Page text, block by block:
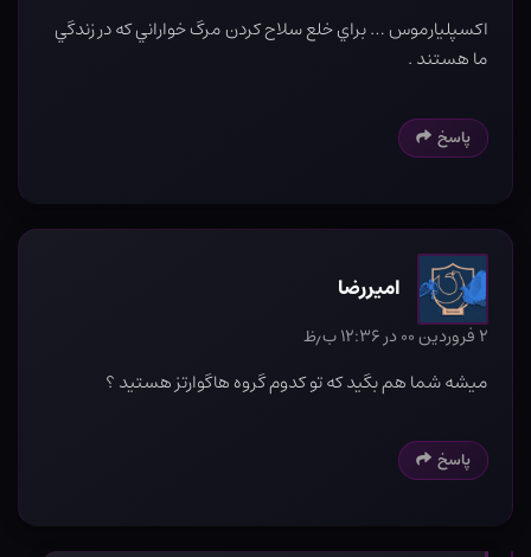
اكسپليارموس … براي خلع سلاح كردن مرگ خواراني كه در زندگي
ما هستند .
پاسخ
اميررضا
۲ فروردین ۰۰ در ۱۲:۳۶ ب٫ظ
ميشه شما هم بگيد كه تو كدوم گروه هاگوارتز هستيد ؟
پاسخ